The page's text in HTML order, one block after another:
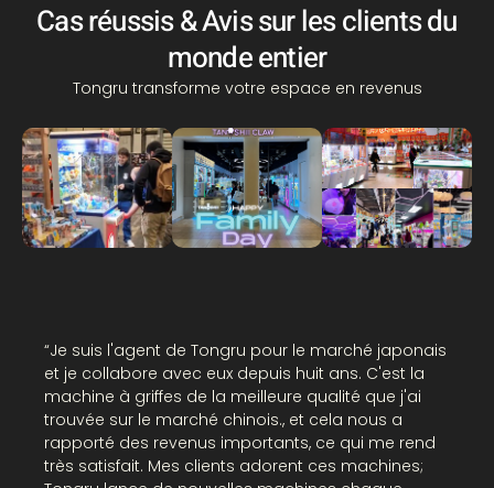
Cas réussis & Avis sur les clients du
monde entier
Tongru transforme votre espace en revenus
“Je suis l'agent de Tongru pour le marché japonais
et je collabore avec eux depuis huit ans. C'est la
machine à griffes de la meilleure qualité que j'ai
trouvée sur le marché chinois., et cela nous a
rapporté des revenus importants, ce qui me rend
très satisfait. Mes clients adorent ces machines;